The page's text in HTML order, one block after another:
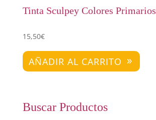
Tinta Sculpey Colores Primarios
15,50€
AÑADIR AL CARRITO
Buscar Productos